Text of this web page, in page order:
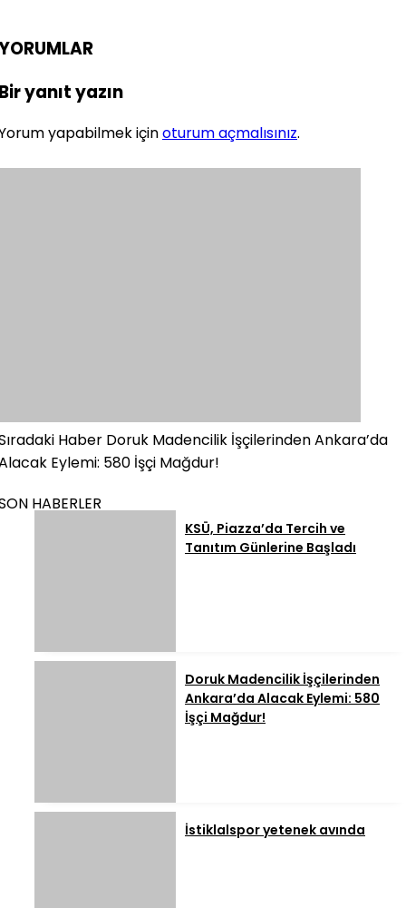
yanıt yazın
yapabilmek içinoturum açmalısınız.
Haber Doruk Madencilik İşçilerinden Ankara’da
Eylemi: 580 İşçi Mağdur!
HABERLER
KSÜ, Piazza’da Tercih ve
Tanıtım Günlerine Başladı
Doruk Madencilik İşçilerinden
Ankara’da Alacak Eylemi: 580
İşçi Mağdur!
İstiklalspor yetenek avında